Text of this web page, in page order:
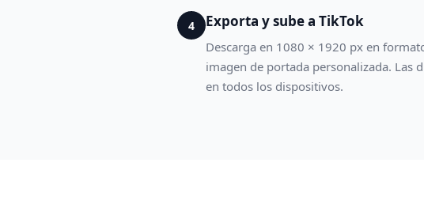
4 Exporta y sube a TikTok
Descarga en 1080 × 1920 px en
imagen de portada personalizada. Las
en todos los dispositivos.